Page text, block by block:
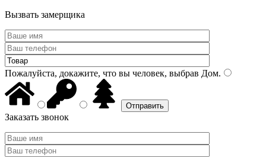
Вызвать замерщика
Пожалуйста, докажите, что вы человек, выбрав Дом.
Заказать звонок